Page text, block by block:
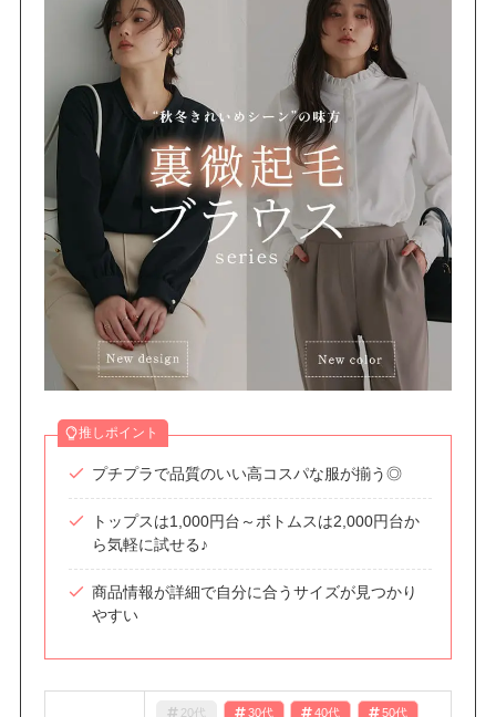
推しポイント
プチプラで品質のいい高コスパな服が揃う◎
トップスは1,000円台～ボトムスは2,000円台か
ら気軽に試せる♪
商品情報が詳細で自分に合うサイズが見つかり
やすい
20代 30代 40代 50代